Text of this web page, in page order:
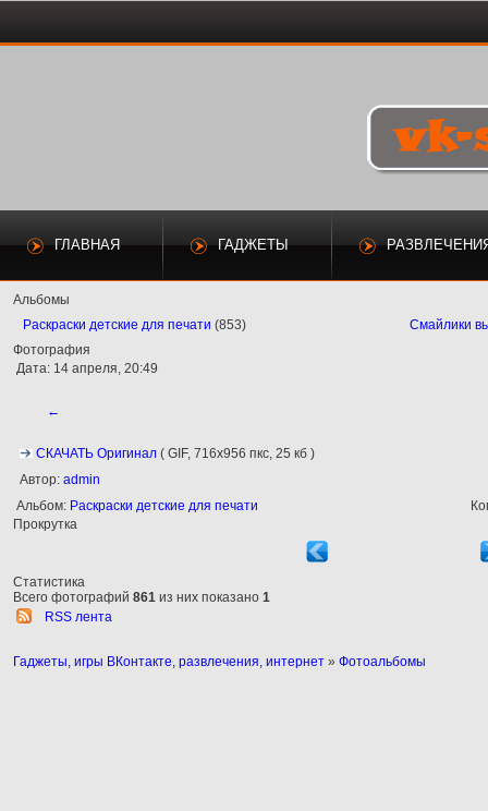
ГЛАВНАЯ ГАДЖЕТЫ
Альбомы
Раскраски детские для печати (853)
Смайлики
Фотография
Дата: 14 апреля, 20:49
←
СКАЧАТЬ Оригинал ( GIF, 716x956 пкс, 25 кб )
Автор: admin
Альбом: Раскраски детские для печати
Прокрутка
Статистика
Всего фотографий 861 из них показано 1
RSS лента
Гаджеты, игры ВКонтакте, развлечения, интернет » Фотоальбомы